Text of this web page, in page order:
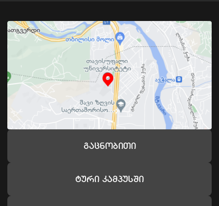
Გაცნობითი
Ტური Კამპუსში